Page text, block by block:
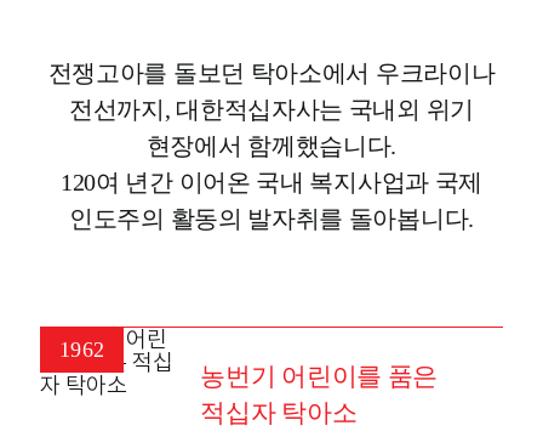
전쟁고아를 돌보던 탁아소에서 우크라이나
전선까지, 대한적십자사는 국내외 위기
현장에서 함께했습니다.
120여 년간 이어온 국내 복지사업과 국제
인도주의 활동의 발자취를 돌아봅니다.
1962
농번기 어린이를 품은
적십자 탁아소